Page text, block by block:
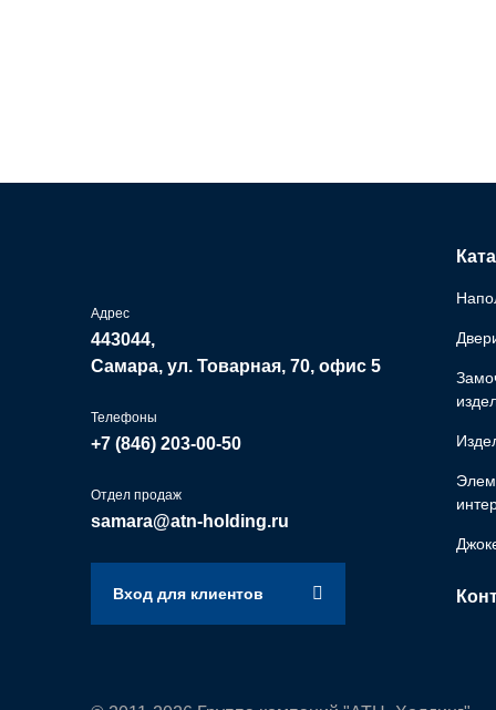
Адрес
443044,
Самара, ул. Товарная, 70, офис 5
Телефоны
+7 (846) 203-00-50
Отдел продаж
samara@atn-holding.ru
Вход для клиентов